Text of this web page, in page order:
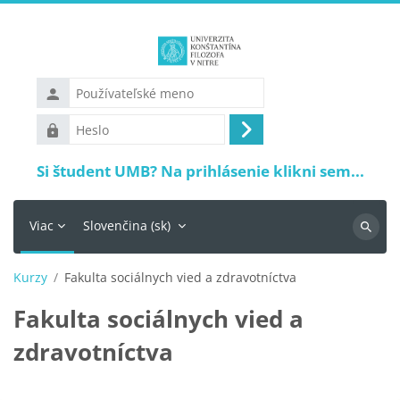
Používateľské
meno
Heslo
Prihlásiť
sa
Si študent UMB? Na prihlásenie klikni sem...
Viac Slovenčina ‎(sk)‎
Kurzy Fakulta sociálnych vied a zdravotníctva
Fakulta sociálnych vied a
zdravotníctva